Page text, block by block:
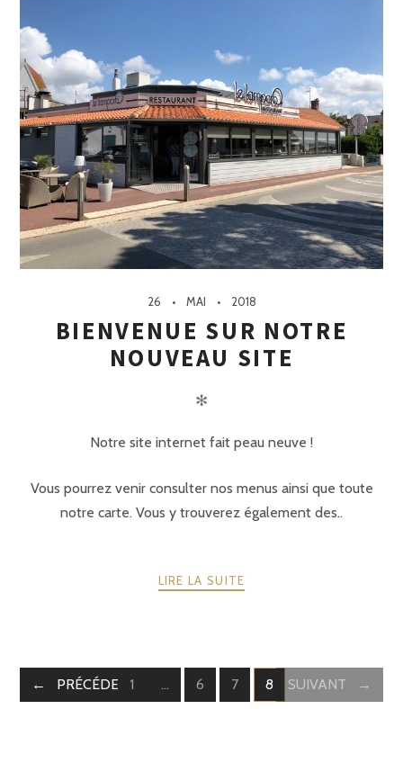
26 MAI 2018
BIENVENUE SUR NOTRE
NOUVEAU SITE
✻
Notre site internet fait peau neuve !
Vous pourrez venir consulter nos menus ainsi que toute
notre carte. Vous y trouverez également des..
LIRE LA SUITE
PRÉCÉDENTE PAGE
1 … PAGE
6 PAGE
7 PAGE
8 SUIVANT